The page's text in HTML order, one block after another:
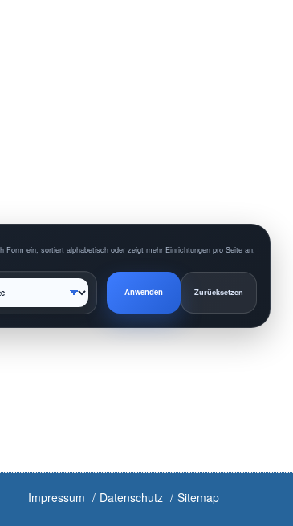
Form ein, sortiert alphabetisch oder zeigt mehr Einrichtungen pro Seite an.
Anwenden Zurücksetzen
Impressum Datenschutz Sitemap